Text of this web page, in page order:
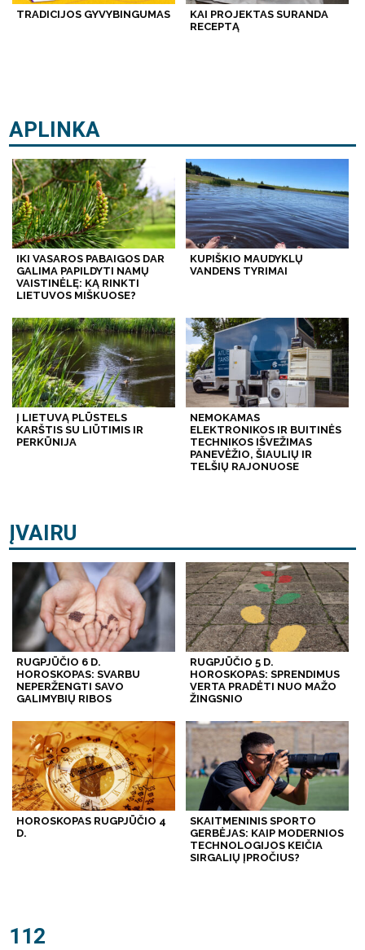
TRADICIJOS GYVYBINGUMAS
KAI PROJEKTAS SURANDA
RECEPTĄ
APLINKA
IKI VASAROS PABAIGOS DAR
GALIMA PAPILDYTI NAMŲ
VAISTINĖLĘ: KĄ RINKTI
LIETUVOS MIŠKUOSE?
KUPIŠKIO MAUDYKLŲ
VANDENS TYRIMAI
Į LIETUVĄ PLŪSTELS
KARŠTIS SU LIŪTIMIS IR
PERKŪNIJA
NEMOKAMAS
ELEKTRONIKOS IR BUITINĖS
TECHNIKOS IŠVEŽIMAS
PANEVĖŽIO, ŠIAULIŲ IR
TELŠIŲ RAJONUOSE
ĮVAIRU
RUGPJŪČIO 6 D.
HOROSKOPAS: SVARBU
NEPERŽENGTI SAVO
GALIMYBIŲ RIBOS
RUGPJŪČIO 5 D.
HOROSKOPAS: SPRENDIMUS
VERTA PRADĖTI NUO MAŽO
ŽINGSNIO
HOROSKOPAS RUGPJŪČIO 4
D.
SKAITMENINIS SPORTO
GERBĖJAS: KAIP MODERNIOS
TECHNOLOGIJOS KEIČIA
SIRGALIŲ ĮPROČIUS?
112